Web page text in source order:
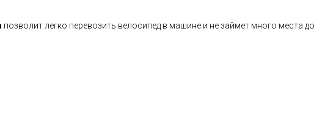
позволит легко перевозить велосипед в машине и не займет много